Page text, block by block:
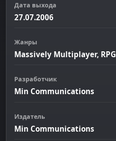
Дата выхода
27.07.2006
Жанры
Massively Multiplayer, RPG
Разработчик
Min Communications
Издатель
Min Communications